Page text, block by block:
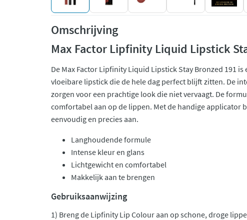
Omschrijving
Max Factor Lipfinity Liquid Lipstick
De Max Factor Lipfinity Liquid Lipstick Stay Bronzed 191
vloeibare lipstick die de hele dag perfect blijft zitten. De
zorgen voor een prachtige look die niet vervaagt. De
comfortabel aan op de lippen. Met de handige applicator
eenvoudig en precies aan.
Langhoudende formule
Intense kleur en glans
Lichtgewicht en comfortabel
Makkelijk aan te brengen
Gebruiksaanwijzing
1) Breng de Lipfinity Lip Colour aan op schone, droge